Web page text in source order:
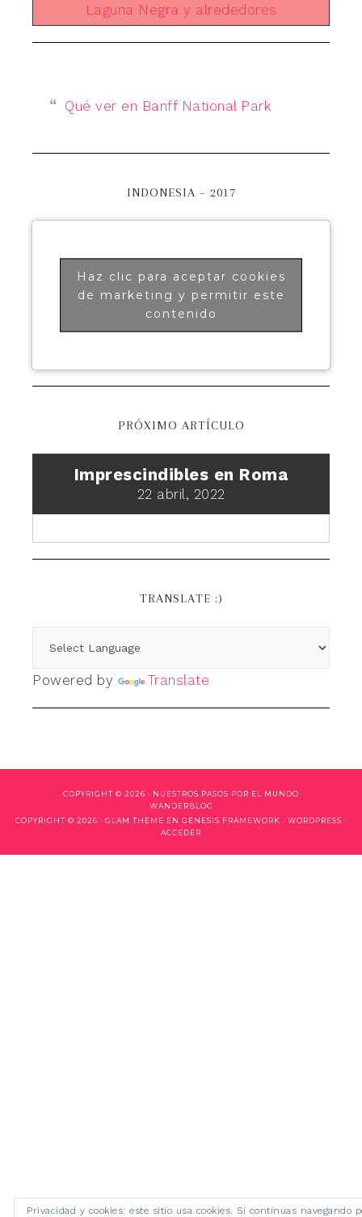
Laguna Negra y alrededores
Qué ver en Banff National Park
INDONESIA – 2017
Haz clic para aceptar cookies
de marketing y permitir este
contenido
PRÓXIMO ARTÍCULO
Imprescindibles en Roma
22 abril, 2022
TRANSLATE :)
Powered by Translate
COPYRIGHT © 2026 · NUESTROS PASOS POR EL MUNDO
WANDERBLOG
COPYRIGHT © 2026 · GLAM THEME EN GENESIS FRAMEWORK · WORDPRESS ·
ACCEDER
Privacidad y cookies: este sitio usa cookies. Si continúas navegando